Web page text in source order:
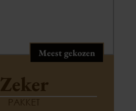
Meest gekozen
Zeker
PAKKET